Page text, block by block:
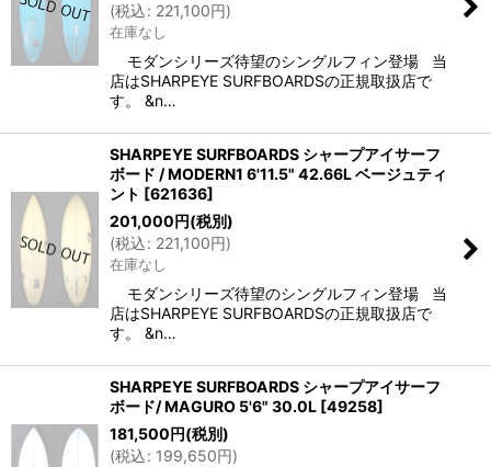
(税込: 221,100円)
在庫なし
モダンシリーズ待望のシングルフィン登場 当
店はSHARPEYE SURFBOARDSの正規取扱店で
す。 &n…
SHARPEYE SURFBOARDS シャープアイサーフ
ボード / MODERN1 6'11.5" 42.66L ベージュティ
ント [621636]
201,000円(税別)
(税込: 221,100円)
在庫なし
モダンシリーズ待望のシングルフィン登場 当
店はSHARPEYE SURFBOARDSの正規取扱店で
す。 &n…
SHARPEYE SURFBOARDS シャープアイサーフ
ボード/ MAGURO 5'6" 30.0L [49258]
181,500円(税別)
(税込: 199,650円)